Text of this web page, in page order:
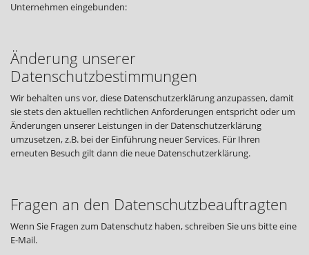
Unternehmen eingebunden:
Änderung unserer
Datenschutzbestimmungen
Wir behalten uns vor, diese Datenschutzerklärung anzupassen, damit
sie stets den aktuellen rechtlichen Anforderungen entspricht oder um
Änderungen unserer Leistungen in der Datenschutzerklärung
umzusetzen, z.B. bei der Einführung neuer Services. Für Ihren
erneuten Besuch gilt dann die neue Datenschutzerklärung.
Fragen an den Datenschutzbeauftragten
Wenn Sie Fragen zum Datenschutz haben, schreiben Sie uns bitte eine
E-Mail.